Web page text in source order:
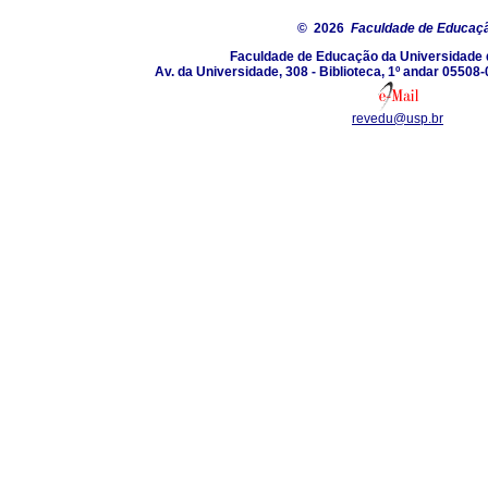
© 2026 Faculdade de
Faculdade de Educação da Universidade
Av. da Universidade, 308 - Biblioteca, 1º andar
revedu@usp.br